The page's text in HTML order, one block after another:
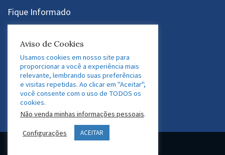
Fique Informado
Assine a Newsletter
Acesse nossas Redes Sociais
Twitter Facebook
Aviso de Cookies
Usamos cookies em nosso site para
proporcionar a você a experiência mais
relevante, lembrando suas preferências
e visitas repetidas. Ao clicar em "Aceitar",
você consente com o uso de TODOS os
cookies.
Não venda minhas informações pessoais.
Configurações ACEITAR